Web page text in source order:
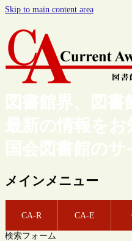
Skip to main content area
図書館界、図
最新の情報を
国会図書館のサ
メインメニュー
CA-R CA-E
検索フォーム